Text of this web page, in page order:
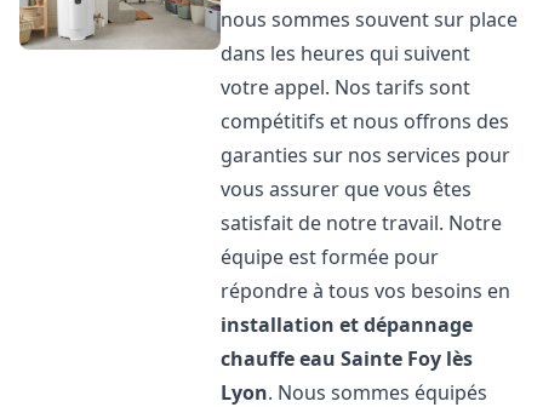
nous sommes souvent sur place
dans les heures qui suivent
votre appel. Nos tarifs sont
compétitifs et nous offrons des
garanties sur nos services pour
vous assurer que vous êtes
satisfait de notre travail. Notre
équipe est formée pour
répondre à tous vos besoins en
installation et dépannage
chauffe eau Sainte Foy lès
Lyon. Nous sommes équipés